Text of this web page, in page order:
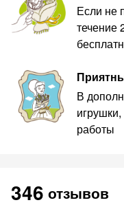
Если не
течение
В
работы
346 отзывов